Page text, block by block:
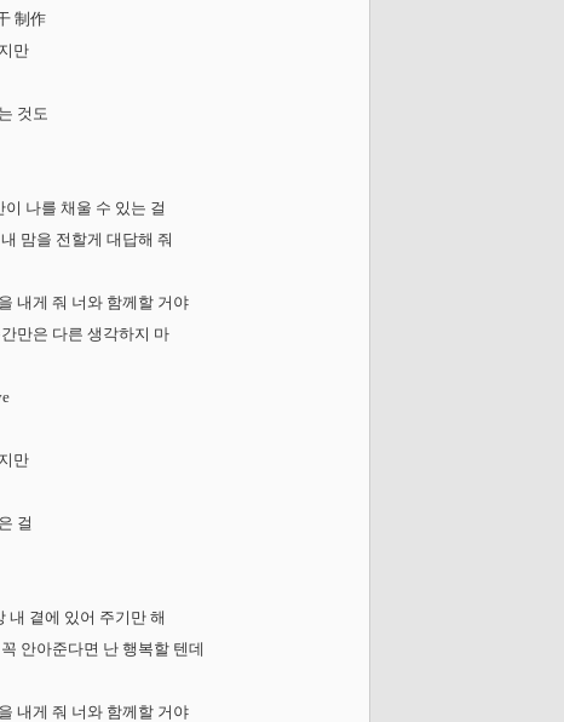
制作
만
것도
나를 채울 수 있는 걸
맘을 전할게 대답해 줘
내게 줘 너와 함께할 거야
만은 다른 생각하지 마
만
걸
내 곁에 있어 주기만 해
안아준다면 난 행복할 텐데
내게 줘 너와 함께할 거야